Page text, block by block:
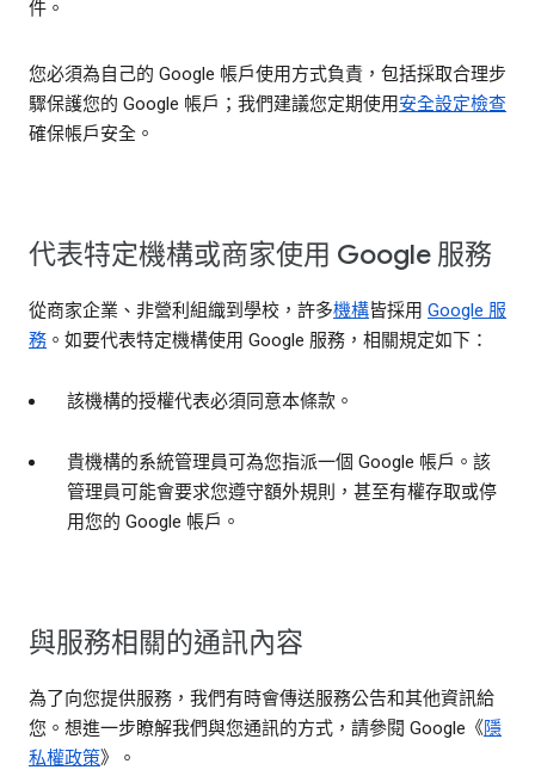
件。
您必須為自己的 Google 帳戶使用方式負責，包括採取合理步
驟保護您的 Google 帳戶；我們建議您定期使用安全設定檢查
確保帳戶安全。
代表特定機構或商家使用 Google 服務
從商家企業、非營利組織到學校，許多機構皆採用 Google 服
務 。如要代表特定機構使用 Google 服務，相關規定如下：
該機構的授權代表必須同意本條款。
貴機構的系統管理員可為您指派一個 Google 帳戶。該
管理員可能會要求您遵守額外規則，甚至有權存取或停
用您的 Google 帳戶。
與服務相關的通訊內容
為了向您提供服務，我們有時會傳送服務公告和其他資訊給
您。想進一步瞭解我們與您通訊的方式，請參閱 Google《隱
私權政策》。